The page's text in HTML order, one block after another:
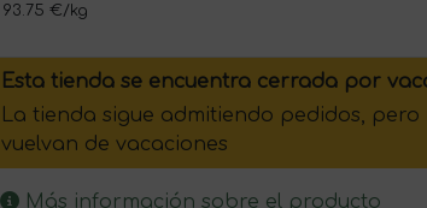
93.75 €/kg
Esta tienda se encuentra cerrada por
La tienda sigue admitiendo pedidos,
vuelvan de vacaciones
Más información sobre el producto